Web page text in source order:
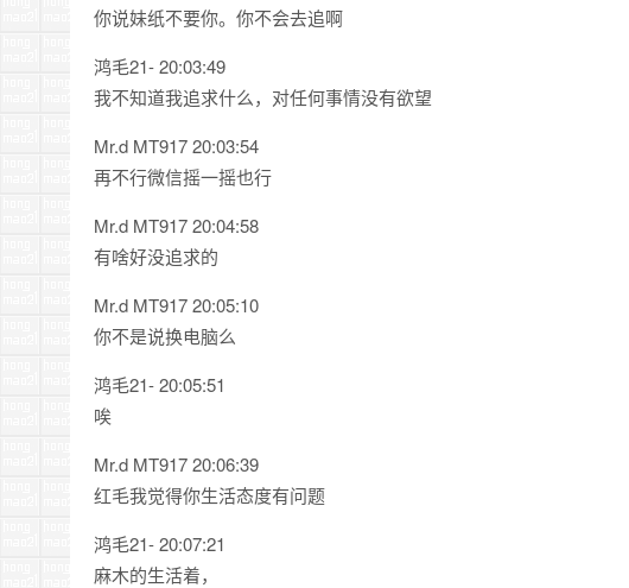
你说妹纸不要你。你不会去追啊
鸿毛21- 20:03:49
我不知道我追求什么，对任何事情没有欲望
Mr.d MT917 20:03:54
再不行微信摇一摇也行
Mr.d MT917 20:04:58
有啥好没追求的
Mr.d MT917 20:05:10
你不是说换电脑么
鸿毛21- 20:05:51
唉
Mr.d MT917 20:06:39
红毛我觉得你生活态度有问题
鸿毛21- 20:07:21
麻木的生活着，